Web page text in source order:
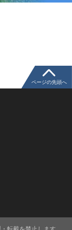
ページの先頭へ